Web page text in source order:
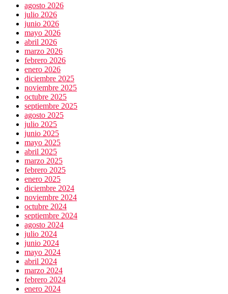
agosto 2026
julio 2026
junio 2026
mayo 2026
abril 2026
marzo 2026
febrero 2026
enero 2026
diciembre 2025
noviembre 2025
octubre 2025
septiembre 2025
agosto 2025
julio 2025
junio 2025
mayo 2025
abril 2025
marzo 2025
febrero 2025
enero 2025
diciembre 2024
noviembre 2024
octubre 2024
septiembre 2024
agosto 2024
julio 2024
junio 2024
mayo 2024
abril 2024
marzo 2024
febrero 2024
enero 2024